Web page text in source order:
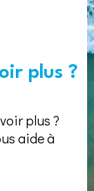
plus ?
plus ?
aide à